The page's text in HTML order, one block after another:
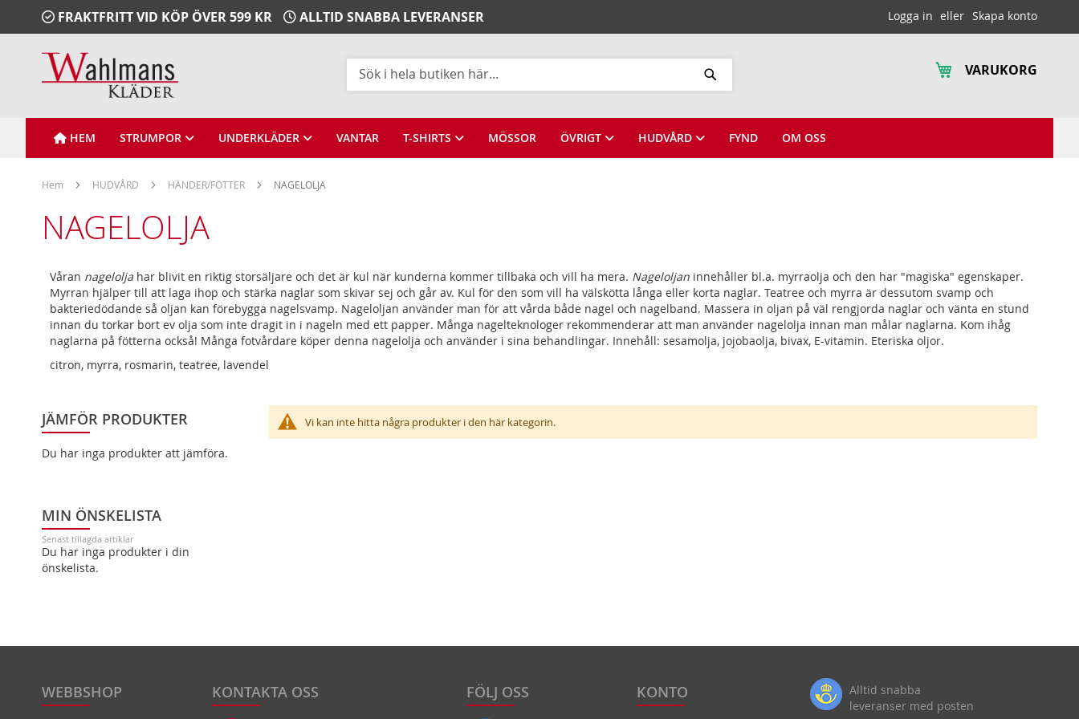
Gå
vidare
Innehåll
Logga in Skapa konto
FRAKTFRITT VID KÖP ÖVER 599 KR ALLTID SNABBA LEVERANSER
VARUKORG
HEM STRUMPOR UNDERKLÄDER VANTAR T-SHIRTS MÖSSOR ÖVRIGT HUDVÅRD FYND OM OSS
Hem HUDVÅRD HÄNDER/FÖTTER NAGELOLJA
NAGELOLJA
Våran nagelolja har blivit en riktig storsäljare och det är kul när kunderna kommer tillbaka och vill ha mera. Nageloljan innehåller bl.a. myrraolja och den har "magiska" egenskaper.
Myrran hjälper till att laga ihop och stärka naglar som skivar sej och går av. Kul för den som vill ha välskötta långa eller korta naglar. Teatree och myrra är dessutom svamp och
bakteriedödande så oljan kan förebygga nagelsvamp. Nageloljan använder man för att vårda både nagel och nagelband. Massera in oljan på väl rengjorda naglar och vänta en stund
innan du torkar bort ev olja som inte dragit in i nageln med ett papper. Många nagelteknologer rekommenderar att man använder nagelolja innan man målar naglarna. Kom ihåg
naglarna på fötterna också! Många fotvårdare köper denna nagelolja och använder i sina behandlingar. Innehåll: sesamolja, jojobaolja, bivax, E-vitamin. Eteriska oljor.
citron, myrra, rosmarin, teatree, lavendel
Vi kan inte hitta några produkter i den här kategorin.
JÄMFÖR PRODUKTER
Du har inga produkter att jämföra.
MIN ÖNSKELISTA
Senast tillagda artiklar
Du har inga produkter i din
önskelista.
WEBBSHOP KONTAKTA OSS FÖLJ OSS KONTO
Alltid snabba
leveranser med posten